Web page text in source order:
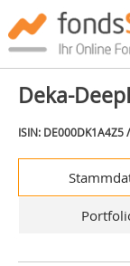
Deka-
ISIN: DE000DK1A4Z5